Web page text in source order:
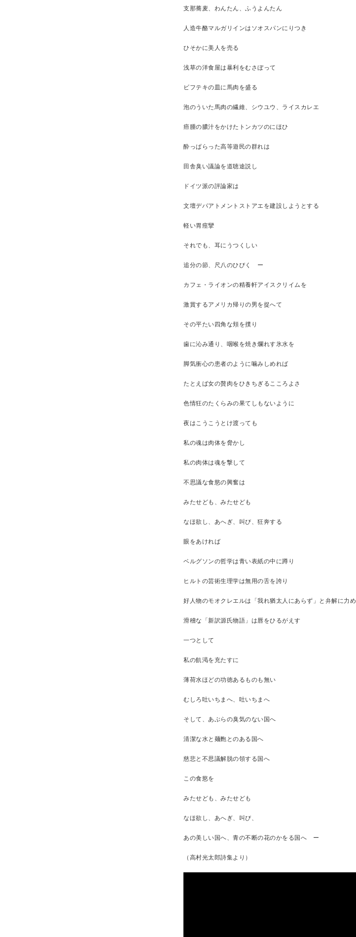
支那蕎麦、わんたん、ふうよんたん
人造牛酪マルガリインはソオスパンにりつき
ひそかに美人を売る
浅草の洋食屋は暴利をむさぼって
ビフテキの皿に馬肉を盛る
泡のういた馬肉の繊維、シウユウ、ライスカレエ
癌腫の膿汁をかけたトンカツのにほひ
酔っぱらった高等遊民の群れは
田舎臭い議論を道聴途説し
ドイツ派の評論家は
文壇デパアトメントストアエを建設しようとする
軽い胃痙攣
それでも、耳にうつくしい
追分の節、尺八のひびく ー
カフェ・ライオンの精養軒アイスクリイムを
激賞するアメリカ帰りの男を捉へて
その平たい四角な頬を撲り
歯に沁み通り、咽喉を焼き爛れす氷水を
脚気衝心の患者のように噛みしめれば
たとえば女の贅肉をひきちぎるこころよさ
色情狂のたくらみの果てしもないように
夜はこうこうとけ渡っても
私の魂は肉体を脅かし
私の肉体は魂を撃して
不思議な食慾の興奮は
みたせども、みたせども
なほ欲し、あへぎ、叫び、狂奔する
眼をあければ
ベルグソンの哲学は青い表紙の中に蹲り
ヒルトの芸術生理学は無用の舌を誇り
好人物のモオクレエルは「我れ猶太人にあらず」と弁解に力め
滑稽な「新訳源氏物語」は唇をひるがえす
一つとして
私の飢渇を充たすに
薄荷水ほどの功徳あるものも無い
むしろ吐いちまへ、吐いちまへ
そして、あぶらの臭気のない国へ
清潔な水と麺麭とのある国へ
慈悲と不思議解脱の領する国へ
この食慾を
みたせども、みたせども
なほ欲し、あへぎ、叫び、
あの美しい国へ、青の不断の花のかをる国へ ー
（高村光太郎詩集より）